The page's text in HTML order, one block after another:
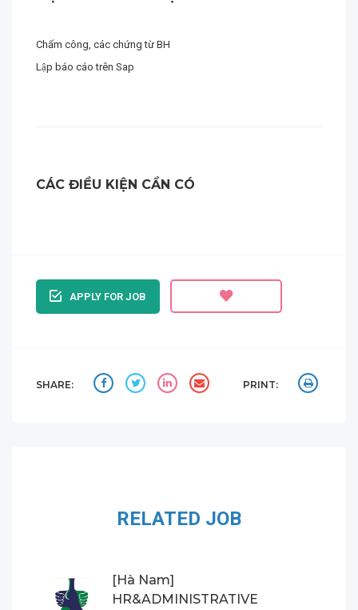
Chấm công, các chứng từ BH
Lập báo cáo trên Sap
CÁC ĐIỀU KIỆN CẦN CÓ
APPLY FOR JOB
SHARE: PRINT:
RELATED JOB
[Hà Nam]
HR&ADMINISTRATIVE